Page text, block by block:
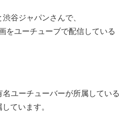
谷ジャパンさんで、
をユーチューブで配信している
ユーチューバーが所属している
ています。